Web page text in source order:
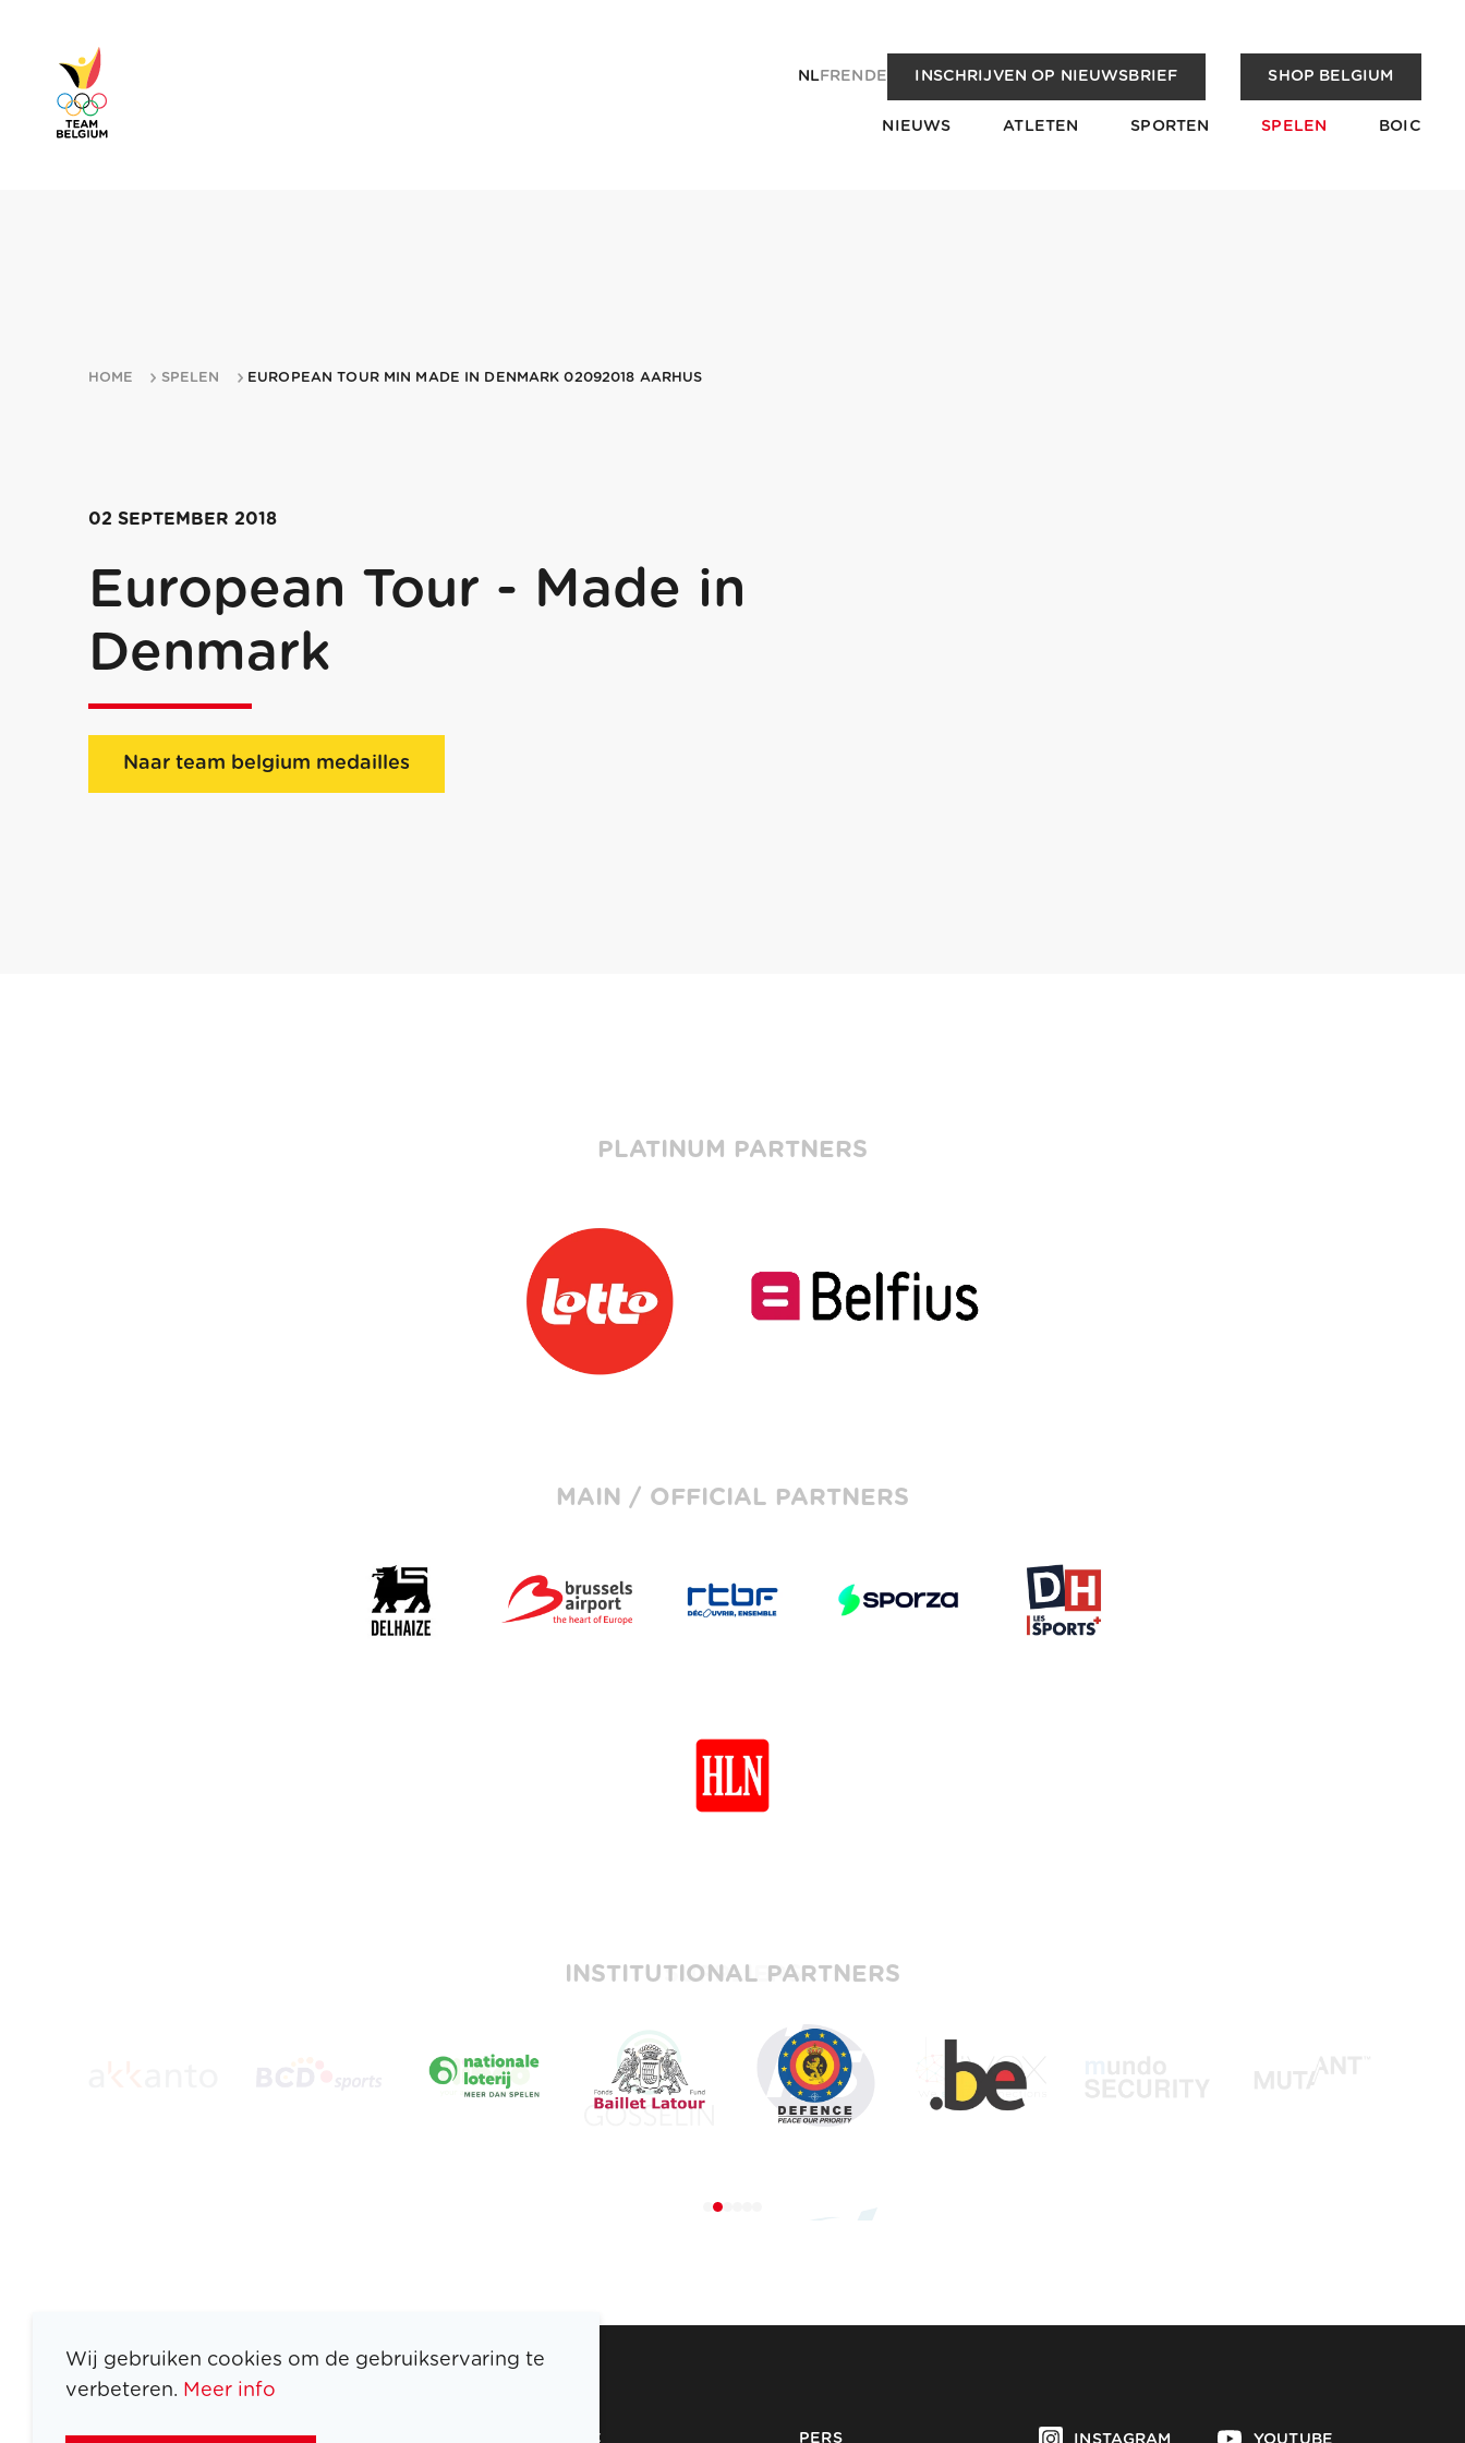
NLFREN DE INSCHRIJVEN OP NIEUWSBRIEF SHOP BELGIUM
NIEUWS ATLETEN SPORTEN SPELEN BOIC
HOME SPELEN EUROPEAN TOUR MIN MADE IN DENMARK 02092018 AARHUS
02 SEPTEMBER 2018
European Tour - Made in
Denmark
Naar team belgium medailles
PLATINUM PARTNERS
MAIN / OFFICIAL PARTNERS
INSTITUTIONAL PARTNERS
Wij gebruiken cookies om de gebruikservaring te
verbeteren. Meer info